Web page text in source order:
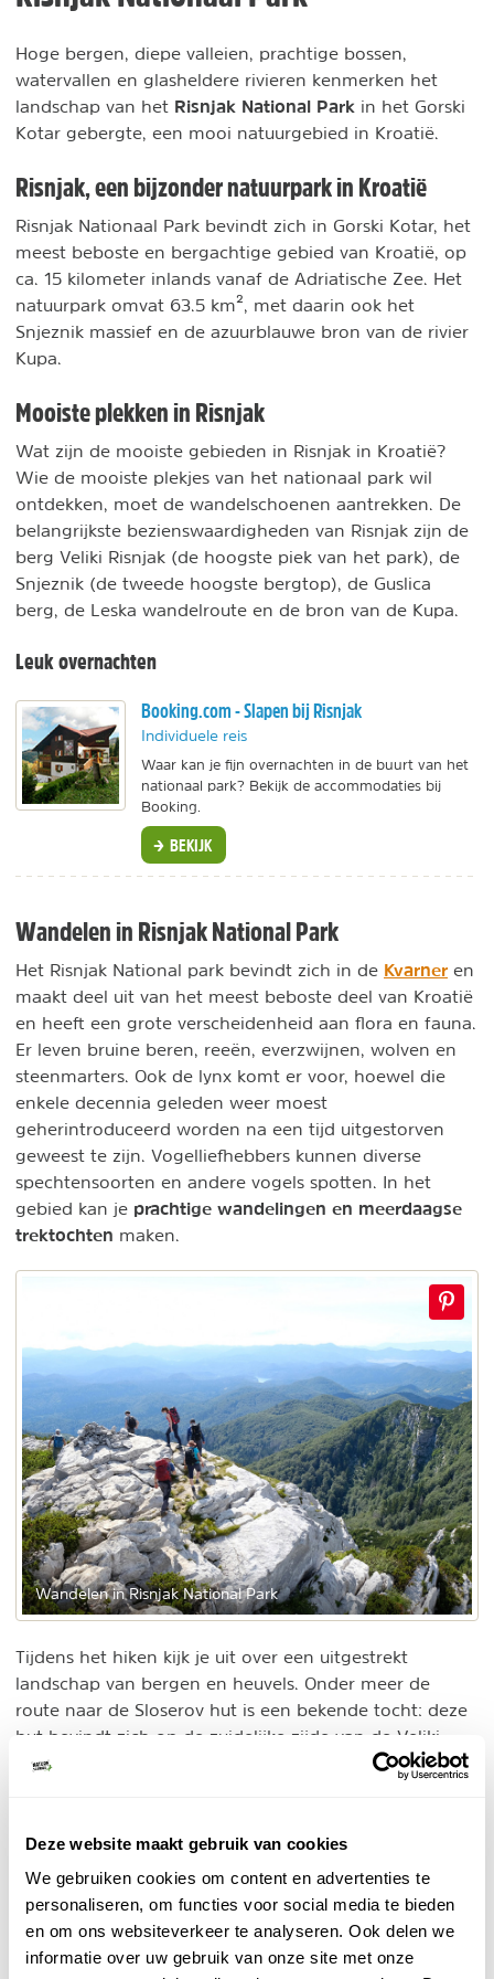
Deze website maakt gebruik van cookies
We gebruiken cookies om content en advertenties te
personaliseren, om functies voor social media te bieden
en om ons websiteverkeer te analyseren. Ook delen we
informatie over uw gebruik van onze site met onze
Hoge bergen, diepe valleien, prachtige bossen,
watervallen en glasheldere rivieren kenmerken het
landschap van het Risnjak National Park in het Gorski
Kotar gebergte, een mooi natuurgebied in Kroatië.
Risnjak, een bijzonder natuurpark in Kroatië
Risnjak Nationaal Park bevindt zich in Gorski Kotar, het
meest beboste en bergachtige gebied van Kroatië, op
ca. 15 kilometer inlands vanaf de Adriatische Zee. Het
natuurpark omvat 63.5 km², met daarin ook het
Snjeznik massief en de azuurblauwe bron van de rivier
Kupa.
Mooiste plekken in Risnjak
Wat zijn de mooiste gebieden in Risnjak in Kroatië?
Wie de mooiste plekjes van het nationaal park wil
ontdekken, moet de wandelschoenen aantrekken. De
belangrijkste bezienswaardigheden van Risnjak zijn de
berg Veliki Risnjak (de hoogste piek van het park), de
Snjeznik (de tweede hoogste bergtop), de Guslica
berg, de Leska wandelroute en de bron van de Kupa.
Leuk overnachten
Booking.com - Slapen bij Risnjak
Individuele reis
Waar kan je fijn overnachten in de buurt van het
nationaal park? Bekijk de accommodaties bij
Booking.
BEKIJK
Wandelen in Risnjak National Park
Het Risnjak National park bevindt zich in de Kvarner en
maakt deel uit van het meest beboste deel van Kroatië
en heeft een grote verscheidenheid aan flora en fauna.
Er leven bruine beren, reeën, everzwijnen, wolven en
steenmarters. Ook de lynx komt er voor, hoewel die
enkele decennia geleden weer moest
geherintroduceerd worden na een tijd uitgestorven
geweest te zijn. Vogelliefhebbers kunnen diverse
spechtensoorten en andere vogels spotten. In het
gebied kan je prachtige wandelingen en meerdaagse
trektochten maken.
Wandelen in Risnjak National Park
Tijdens het hiken kijk je uit over een uitgestrekt
landschap van bergen en heuvels. Onder meer de
route naar de Sloserov hut is een bekende tocht: deze
hut bevindt zich op de zuidelijke zijde van de Veliki
Risnjak, met 1528 meter het hoogste punt van het
is het bekendste wintersportgebied in Kroatië en
bevindt zich op de tweede hoogste berg van het park.
Bij het dorp Razloge kan je dan weer een wandeling
maken naar de bron van de rivier de Kupa. Een half
uurtje is het wandelen naar dit laagste punt van
Nationaal Park Risnjak.